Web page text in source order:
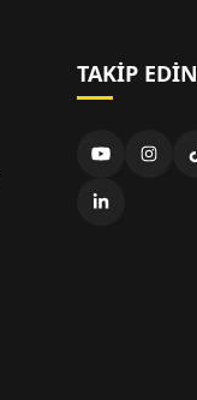
TAKIP EDIN